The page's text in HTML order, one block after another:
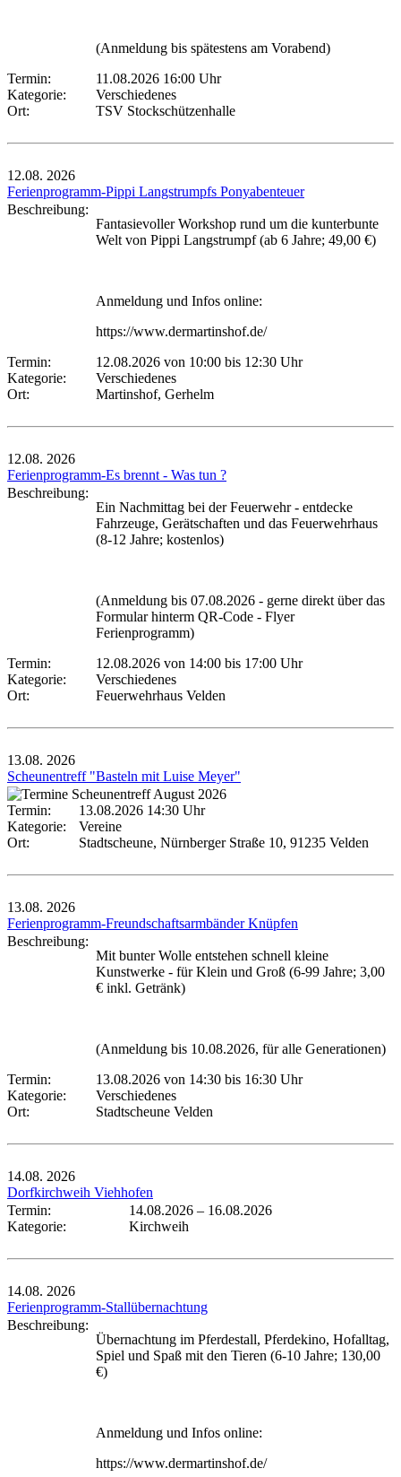
(Anmeldung bis spätestens am Vorabend)
Termin:
11.08.2026 16:00 Uhr
Kategorie:
Verschiedenes
Ort:
TSV Stockschützenhalle
12.08. 2026
Ferienprogramm-Pippi Langstrumpfs Ponyabenteuer
Beschreibung:
Fantasievoller Workshop rund um die kunterbunte
Welt von Pippi Langstrumpf (ab 6 Jahre; 49,00 €)
Anmeldung und Infos online:
https://www.dermartinshof.de/
Termin:
12.08.2026 von 10:00 bis 12:30 Uhr
Kategorie:
Verschiedenes
Ort:
Martinshof, Gerhelm
12.08. 2026
Ferienprogramm-Es brennt - Was tun ?
Beschreibung:
Ein Nachmittag bei der Feuerwehr - entdecke
Fahrzeuge, Gerätschaften und das Feuerwehrhaus
(8-12 Jahre; kostenlos)
(Anmeldung bis 07.08.2026 - gerne direkt über das
Formular hinterm QR-Code - Flyer
Ferienprogramm)
Termin:
12.08.2026 von 14:00 bis 17:00 Uhr
Kategorie:
Verschiedenes
Ort:
Feuerwehrhaus Velden
13.08. 2026
Scheunentreff "Basteln mit Luise Meyer"
Termin:
13.08.2026 14:30 Uhr
Kategorie:
Vereine
Ort:
Stadtscheune, Nürnberger Straße 10, 91235 Velden
13.08. 2026
Ferienprogramm-Freundschaftsarmbänder Knüpfen
Beschreibung:
Mit bunter Wolle entstehen schnell kleine
Kunstwerke - für Klein und Groß (6-99 Jahre; 3,00
€ inkl. Getränk)
(Anmeldung bis 10.08.2026, für alle Generationen)
Termin:
13.08.2026 von 14:30 bis 16:30 Uhr
Kategorie:
Verschiedenes
Ort:
Stadtscheune Velden
14.08. 2026
Dorfkirchweih Viehhofen
Termin:
14.08.2026 – 16.08.2026
Kategorie:
Kirchweih
14.08. 2026
Ferienprogramm-Stallübernachtung
Beschreibung:
Übernachtung im Pferdestall, Pferdekino, Hofalltag,
Spiel und Spaß mit den Tieren (6-10 Jahre; 130,00
€)
Anmeldung und Infos online:
https://www.dermartinshof.de/